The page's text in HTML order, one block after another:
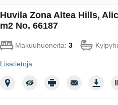
Huvila Zona Altea Hills,
m2 No. 66187
Makuuhuoneita: 3
Lisätietoja